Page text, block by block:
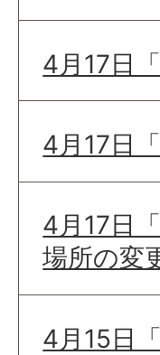
4月17日
4月17日
4月17日
場所の変
4月15日